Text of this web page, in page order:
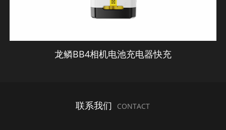
龙鳞BB4相机电池充电器快充
联系我们 CONTACT